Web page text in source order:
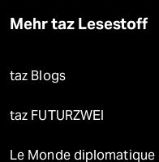
Mehr taz Lesestoff
taz Blogs
taz FUTURZWEI
Le Monde diplomatique